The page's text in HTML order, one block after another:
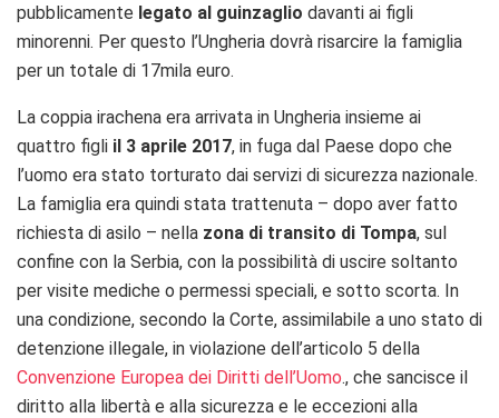
pubblicamente legato al guinzaglio davanti ai figli
minorenni. Per questo l’Ungheria dovrà risarcire la famiglia
per un totale di 17mila euro.
La coppia irachena era arrivata in Ungheria insieme ai
quattro figli il 3 aprile 2017, in fuga dal Paese dopo che
l’uomo era stato torturato dai servizi di sicurezza nazionale.
La famiglia era quindi stata trattenuta – dopo aver fatto
richiesta di asilo – nella zona di transito di Tompa, sul
confine con la Serbia, con la possibilità di uscire soltanto
per visite mediche o permessi speciali, e sotto scorta. In
una condizione, secondo la Corte, assimilabile a uno stato di
detenzione illegale, in violazione dell’articolo 5 della
Convenzione Europea dei Diritti dell’Uomo., che sancisce il
diritto alla libertà e alla sicurezza e le eccezioni alla